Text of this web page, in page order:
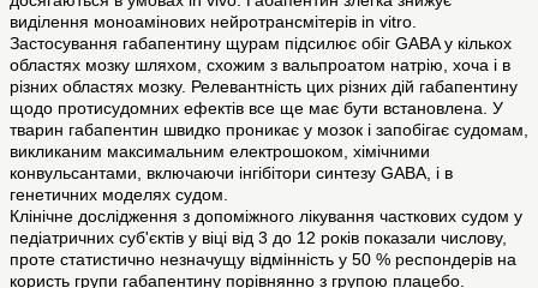
виділення моноамінових нейротрансмітерів in vitro.
Застосування габапентину щурам підсилює обіг GABA у кількох
областях мозку шляхом, схожим з вальпроатом натрію, хоча і в
різних областях мозку. Релевантність цих різних дій габапентину
щодо протисудомних ефектів все ще має бути встановлена. У
тварин габапентин швидко проникає у мозок і запобігає судомам,
викликаним максимальним електрошоком, хімічними
конвульсантами, включаючи інгібітори синтезу GABA, і в
генетичних моделях судом.
Клінічне дослідження з допоміжного лікування часткових судом у
педіатричних суб'єктів у віці від 3 до 12 років показали числову,
проте статистично незначущу відмінність у 50 % респондерів на
користь групи габапентину порівнянно з групою плацебо.